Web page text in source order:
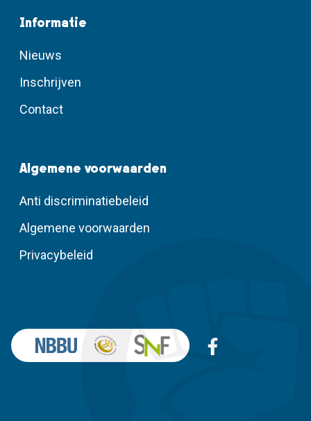
Informatie
Nieuws
Inschrijven
Contact
Algemene voorwaarden
Anti discriminatiebeleid
Algemene voorwaarden
Privacybeleid